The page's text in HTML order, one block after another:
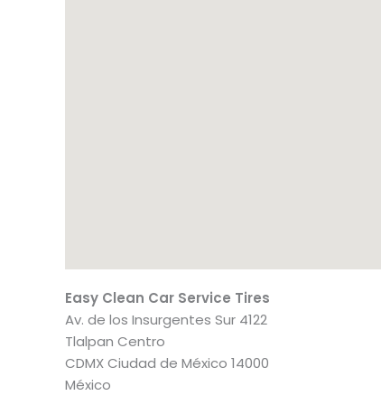
Easy Clean Car Service Tires
Av. de los Insurgentes Sur 4122
Tlalpan Centro
CDMXCiudad de México 14000
México